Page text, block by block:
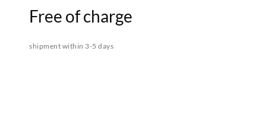
Free of charge
shipment within 3-5 days